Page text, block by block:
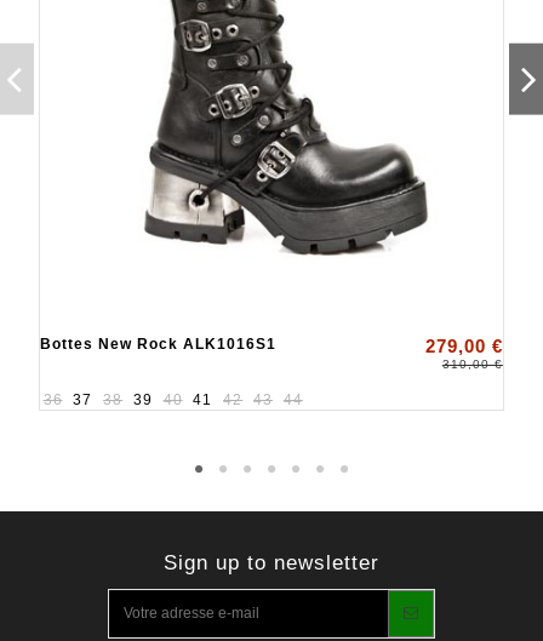
Bottes New Rock ALK1016S1 279,00 €
310,00 €
36 37 38 39 40 41 42 43 44
Sign up to newsletter